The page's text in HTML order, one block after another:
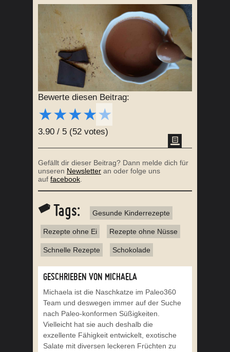
Bewerte diesen Beitrag:
★★★★★
3.90 / 5 (52 votes)
Gefällt dir dieser Beitrag? Dann melde dich für
unseren Newsletter an oder folge uns
auf facebook
Tags: Gesunde Kinderrezepte
Rezepte ohne Ei Rezepte ohne Nüsse
Schnelle Rezepte Schokolade
GESCHRIEBEN VON MICHAELA
Michaela ist die Naschkatze im Paleo360
Team und deswegen immer auf der Suche
nach Paleo-konformen Süßigkeiten.
Vielleicht hat sie auch deshalb die
exzellente Fähigkeit entwickelt, exotische
Salate mit diversen leckeren Früchten zu